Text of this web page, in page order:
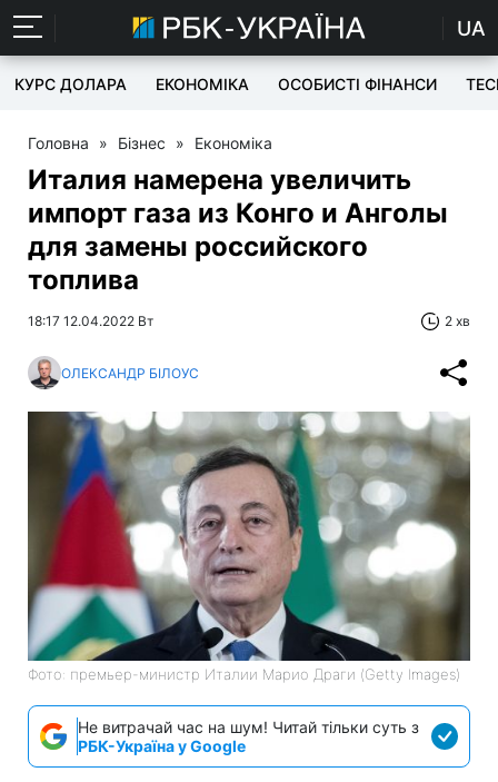
UA
КУРС ДОЛАРА ЕКОНОМІКА ОСОБИСТІ ФІНАНСИ
Головна » Бізнес » Економіка
Италия намерена увеличить
импорт газа из Конго и Анголы
для замены российского
топлива
18:17 12.04.2022 Вт 2 хв
ОЛЕКСАНДР БІЛОУС
Фото: премьер-министр Италии Марио Драги (Getty Images)
Не витрачай час на шум! Читай тільки суть з
РБК-Україна у Google